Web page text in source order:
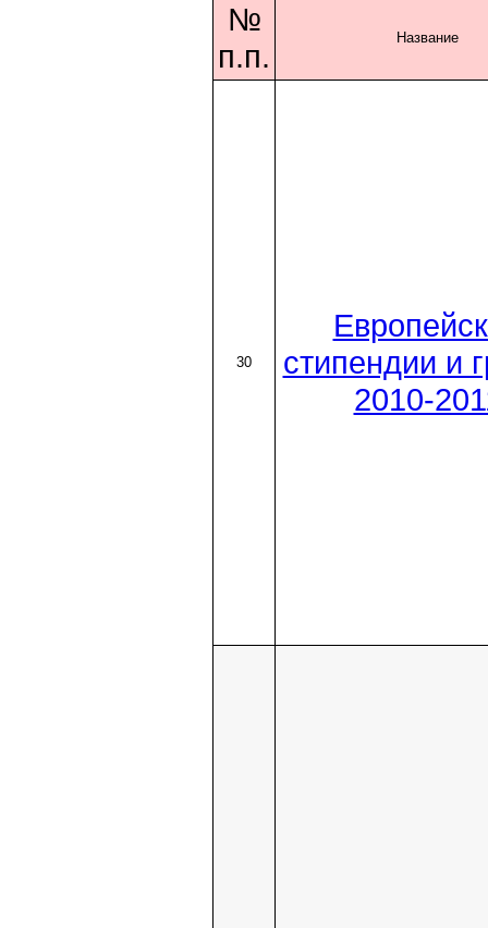
№
п.п.
Название
30
стипендии и
2010-